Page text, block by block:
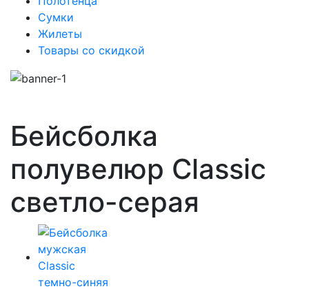
Сумки
Жилеты
Товары со скидкой
Бейсболка
полувелюр Classic
светло-серая